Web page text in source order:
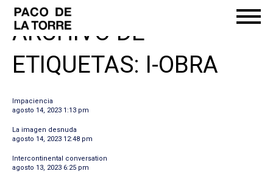
ARCHIVO DE
ETIQUETAS: I-OBRA
Impaciencia
agosto 14, 2023 1:13 pm
La imagen desnuda
agosto 14, 2023 12:48 pm
Intercontinental conversation
agosto 13, 2023 6:25 pm